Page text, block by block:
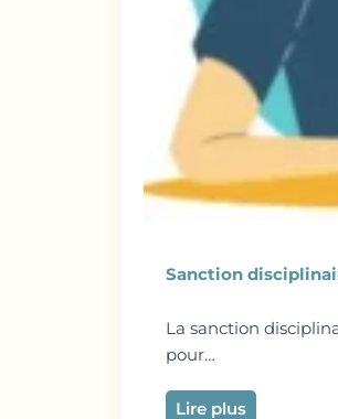
Sanction
La sanction
pour…
Lire plus